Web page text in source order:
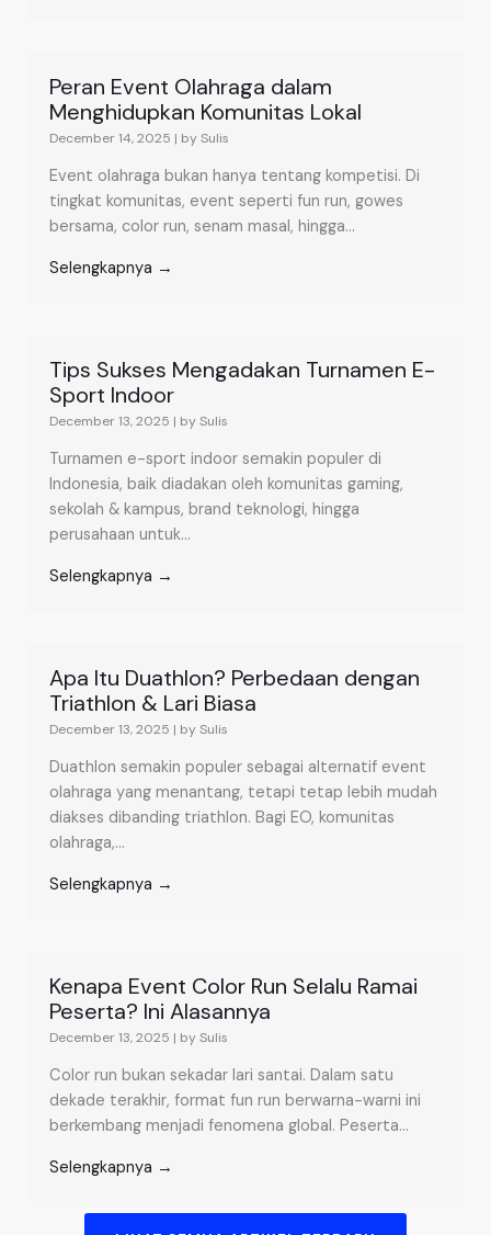
Peran Event Olahraga dalam
Menghidupkan Komunitas Lokal
December 14, 2025 | by Sulis
Event olahraga bukan hanya tentang kompetisi. Di
tingkat komunitas, event seperti fun run, gowes
bersama, color run, senam masal, hingga...
Selengkapnya →
Tips Sukses Mengadakan Turnamen E-
Sport Indoor
December 13, 2025 | by Sulis
Turnamen e-sport indoor semakin populer di
Indonesia, baik diadakan oleh komunitas gaming,
sekolah & kampus, brand teknologi, hingga
perusahaan untuk...
Selengkapnya →
Apa Itu Duathlon? Perbedaan dengan
Triathlon & Lari Biasa
December 13, 2025 | by Sulis
Duathlon semakin populer sebagai alternatif event
olahraga yang menantang, tetapi tetap lebih mudah
diakses dibanding triathlon. Bagi EO, komunitas
olahraga,...
Selengkapnya →
Kenapa Event Color Run Selalu Ramai
Peserta? Ini Alasannya
December 13, 2025 | by Sulis
Color run bukan sekadar lari santai. Dalam satu
dekade terakhir, format fun run berwarna-warni ini
berkembang menjadi fenomena global. Peserta...
Selengkapnya →